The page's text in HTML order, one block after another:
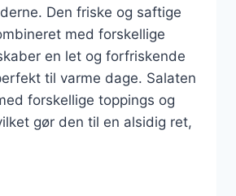
Den friske og saftige
med forskellige
en let og forfriskende
til varme dage. Salaten
forskellige toppings og
gør den til en alsidig ret,